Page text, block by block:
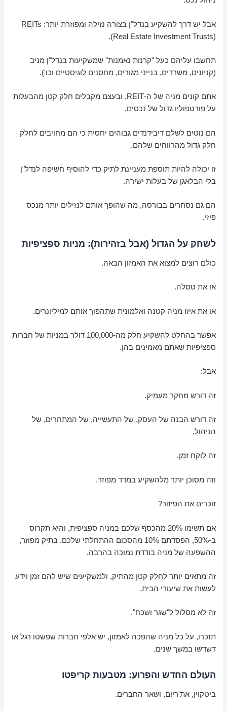
אבל יש דרך להשקיע בנדל"ן בצורה נזילה ומפוזרת יותר: REITs
(Real Estate Investment Trusts).
תחשבו עליהם כעל "קרנות נאמנות" שמשקיעות בנדל"ן מניב
(קניונים, משרדים, בנייני מגורים, מחסנים לוגיסטיים וכו').
אתם קונים מניה של ה-REIT, ובעצם מקבלים חלק קטן מהבעלות
על פורטפוליו גדול של נכסים.
הם נוטים לשלם דיבידנדים גבוהים יחסית כי הם מחויבים לחלק
חלק גדול מהרווחים שלהם.
זו יכולה להיות תוספת מעניינת לתיק כדי להוסיף חשיפה לנדל"ן
בלי הבלאגן של בעלות ישירה.
הם גם נסחרים בבורסה, מה שהופך אותם לנזילים יותר מנכס
פיזי.
לשחק על הגדול (אבל בזהירות): מניות ספציפיות
כולם רוצים למצוא את האמזון הבאה.
או את טסלה.
או את איזו מניה קטנה ואלמונית שתהפוך אותם למיליונרים.
אפשר בהחלט להשקיע חלק מה-100,000 דולר במניות של חברות
ספציפיות שאתם מאמינים בהן.
אבל:
זה דורש מחקר מעמיק.
זה דורש הבנה של העסק, של התעשייה, של המתחרים, של
הניהול.
זה לוקח זמן.
וזה מסוכן יותר מלהשקיע במדד מפוזר.
זוכרים את הפיזור?
אם תשימו 20% מהכסף שלכם במניה ספציפית, והיא תקרוס
ב-50%, הפסדתם 10% מהסכום ההתחלתי שלכם. בתיק מפוזר,
ההשפעה של מניה בודדת נמוכה בהרבה.
זה מתאים יותר לחלק קטן מהתיק, ולמשקיעים שיש להם זמן וידע
לעשות את שיעורי הבית.
זה לא מסלול ל"שגר ושכח".
תזכרו, על כל מניה שהפכה לאמזון, יש אלפי חברות שפשטו רגל או
דשדשו במשך שנים.
העולם החדש והפרוע: מטבעות קריפטו
ביטקוין, את'ריום, ושאר החברים.